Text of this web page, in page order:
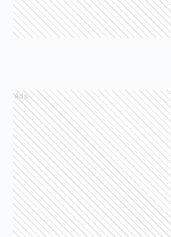
Ads